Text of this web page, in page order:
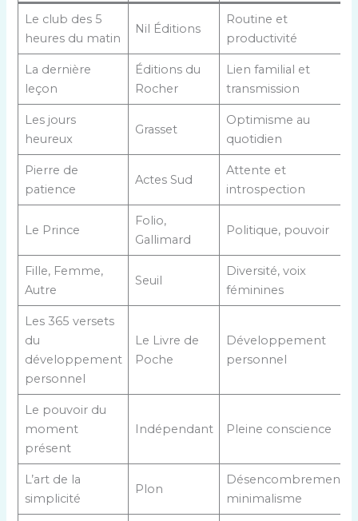
Le club des 5
heures du matin
Nil Éditions
Routine et
productivité
La dernière
leçon
Éditions du
Rocher
Lien familial et
transmission
Les jours
heureux
Grasset
Optimisme au
quotidien
Pierre de
patience
Actes Sud
Attente et
introspection
Le Prince
Folio,
Gallimard
Politique, pouvoir
Fille, Femme,
Autre
Seuil
Diversité, voix
féminines
Les 365 versets
du
développement
personnel
Le Livre de
Poche
Développement
personnel
Le pouvoir du
moment
présent
Indépendant Pleine conscience
L’art de la
simplicité
Plon
Désencombrement,
minimalisme